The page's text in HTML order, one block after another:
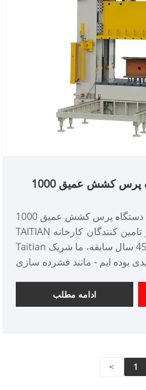
دستگاه پرس کشش عمیق 1000T برای ظروف
می توانید مطمئن باشید که دستگاه پرس کشش عمیق 1000T
TAITIAN برای ظروف آشپزخانه را از تامین کنندگان کارخانه
Taitian خریداری کنید. برای بیش از 45 سال سابقه، ما شریک
بوده ایم - مانند فشرده سازی
شماره مورد: TT-LM1000T/LS
بندر حمل و نقل: چینگدائو، شانگهای
ادامه مطلب
< 1